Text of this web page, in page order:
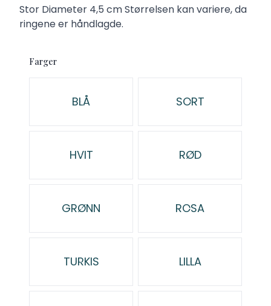
Stor Diameter 4,5 cm Størrelsen kan variere, da
ringene er håndlagde.
Farger
Velg en Farger
BLÅ SORT
HVIT RØD
GRØNN ROSA
TURKIS LILLA